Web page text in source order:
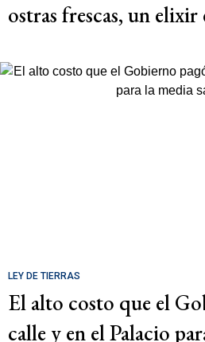
ostras frescas, un elixir
LEY DE TIERRAS
El alto costo que el
calle y en el Palacio